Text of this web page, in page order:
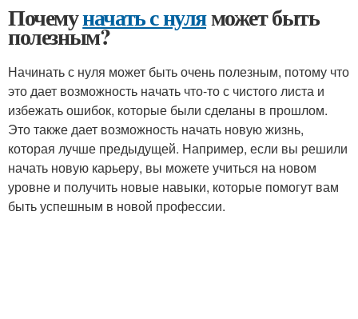
Почемуначать с нуляможет быть
полезным?
Начинать с нуля может быть очень полезным, потому что
это дает возможность начать что-то с чистого листа и
избежать ошибок, которые были сделаны в прошлом.
Это также дает возможность начать новую жизнь,
которая лучше предыдущей. Например, если вы решили
начать новую карьеру, вы можете учиться на новом
уровне и получить новые навыки, которые помогут вам
быть успешным в новой профессии.